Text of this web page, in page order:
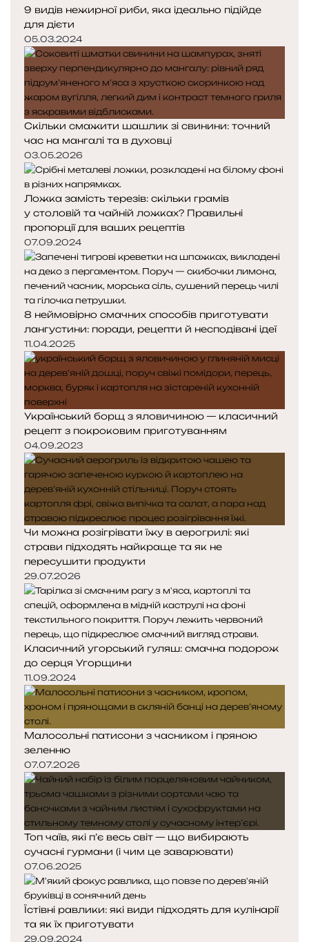
9 видів нежирної риби, яка ідеально підійде
для дієти
05.03.2024
Скільки смажити шашлик зі свинини: точний
час на мангалі та в духовці
03.05.2026
Ложка замість терезів: скільки грамів
у столовій та чайній ложках? Правильні
пропорції для ваших рецептів
07.09.2024
8 неймовірно смачних способів приготувати
лангустини: поради, рецепти й несподівані ідеї
11.04.2025
Український борщ з яловичиною — класичний
рецепт з покроковим приготуванням
04.09.2023
Чи можна розігрівати їжу в аерогрилі: які
страви підходять найкраще та як не
пересушити продукти
29.07.2026
Класичний угорський гуляш: смачна подорож
до серця Угорщини
11.09.2024
Малосольні патисони з часником і пряною
зеленню
07.07.2026
Топ чаїв, які п’є весь світ — що вибирають
сучасні гурмани (і чим це заварювати)
07.06.2025
Їстівні равлики: які види підходять для кулінарії
та як їх приготувати
29.09.2024